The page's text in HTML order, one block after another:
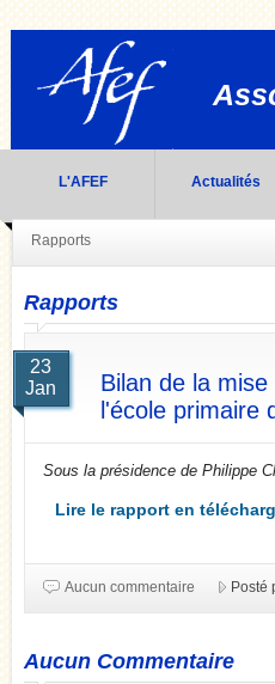
L'AFEF Actualités
Rapports
Rapports
23
Jan
Bilan de la
l'école primaire
Sous la présidence de Philippe
Lire le rapport en
Aucun commentaire Posté
Aucun Commentaire